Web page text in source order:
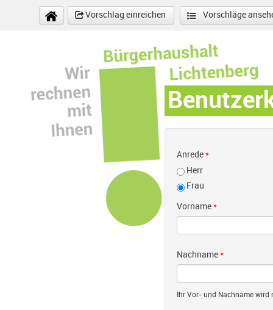
Direkt zum Inhalt
Vorschlag einreichen
Vorschläge
Anrede *
Herr
Frau
Vorname *
Nachname *
Ihr Vor- und Nachname